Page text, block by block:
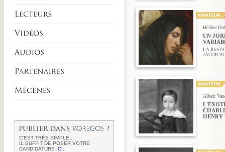
C'EST TRÈS SIMPLE...
IL SUFFIT DE POSER VOTRE
CANDIDATURE ICI
Hélène
UN
LA
JACOB
Albert
HENRY